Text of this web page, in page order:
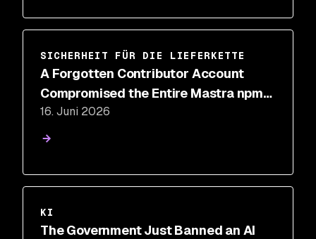
SICHERHEIT FÜR DIE LIEFERKETTE
A Forgotten Contributor Account
Compromised the Entire Mastra npm
Package Scope
16. Juni 2026
KI
The Government Just Banned an AI